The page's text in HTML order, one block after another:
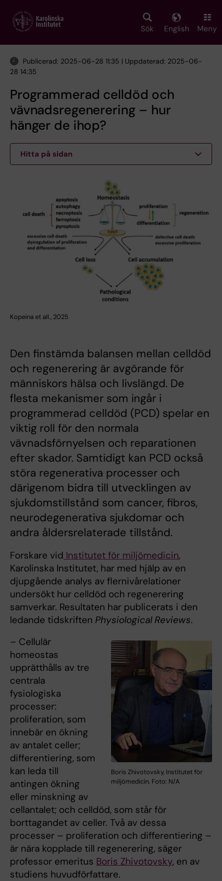
main
Sök English Meny
Publicerad: 2025-06-28 11:35 | Uppdaterad: 2025-06-
28 14:35
Programmerad celldöd och
vävnadsregenerering – hur
hänger de ihop?
Hitta på sidan
Kopeina et all., 2025
Den finstämda balansen mellan celldöd
och regenerering är avgörande för
människors hälsa och livslängd. De
flesta mekanismer som ingår i
programmerad celldöd (PCD) spelar en
viktig roll för den normala
vävnadsförnyelsen och reparationen
efter skador. Samtidigt kan PCD också
störa regenerativa processer och
därigenom bidra till utvecklingen av
sjukdomstillstånd som cancer, fibros,
neurodegenerativa sjukdomar och
andra åldersrelaterade tillstånd.
Forskare vid Institutet för miljömedicin,
Karolinska Institutet, har med hjälp av en
djupgående analys av flernivårelationer
undersökt hur celldöd och regenerering
samverkar. Resultaten har publicerats i den
ledande tidskriften Physiological Reviews.
Boris Zhivotovsky, Institutet för
miljömedicin. Foto: N/A
– Cellulär
homeostas
upprätthålls av tre
centrala
fysiologiska
processer:
proliferation, som
innebär en ökning
av antalet celler;
differentiering, som
kan leda till
antingen ökning
eller minskning av
cellantalet; och celldöd, som står för
borttagandet av celler. Två av dessa
processer – proliferation och differentiering –
är nära kopplade till regenerering, säger
professor emeritus Boris Zhivotovsky, en av
studiens huvudförfattare.